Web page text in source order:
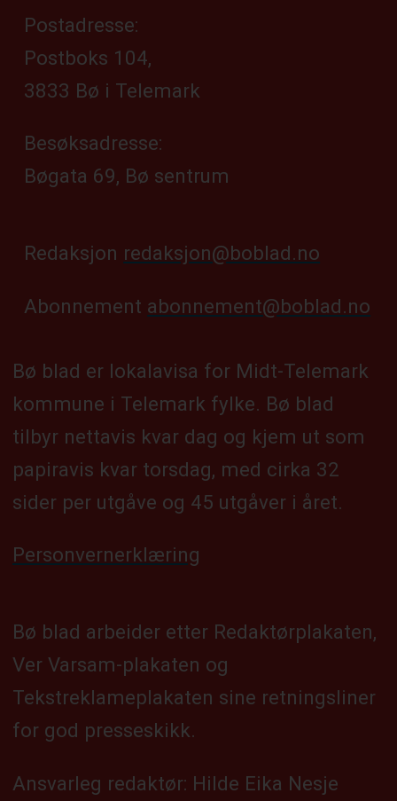
Postadresse:
Postboks 104,
3833 Bø i Telemark
Besøksadresse:
Bøgata 69, Bø sentrum
Redaksjon redaksjon@boblad.no
Abonnement abonnement@boblad.no
Bø blad er lokalavisa for Midt-Telemark
kommune i Telemark fylke. Bø blad
tilbyr nettavis kvar dag og kjem ut som
papiravis kvar torsdag, med cirka 32
sider per utgåve og 45 utgåver i året.
Personvernerklæring
Bø blad arbeider etter Redaktørplakaten,
Ver Varsam-plakaten og
Tekstreklameplakaten sine retningsliner
for god presseskikk.
Ansvarleg redaktør: Hilde Eika Nesje